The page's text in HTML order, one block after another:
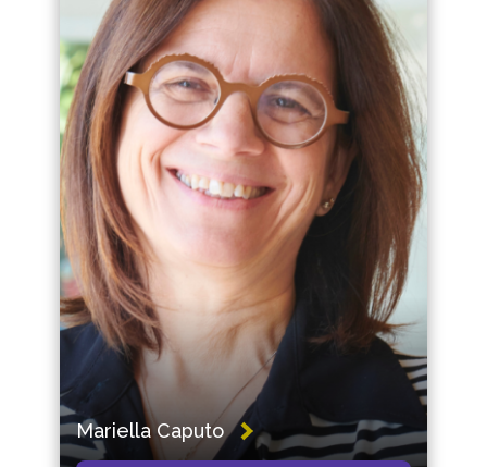
Mariella Caputo